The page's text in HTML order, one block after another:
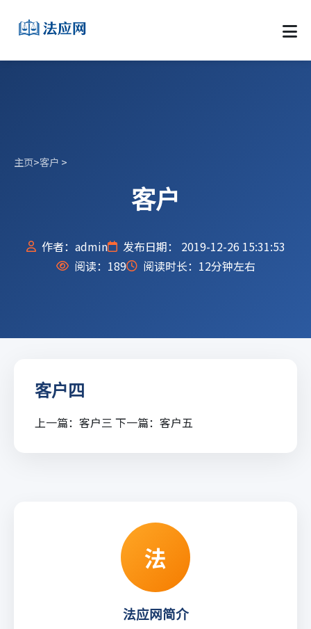
主页>客户 >
客户
作者：admin
发布日期： 2019-12-26 15:31:53
阅读： 189 阅读时长：12分钟左右
客户四
上一篇： 客户三 下一篇： 客户五
法
法应网简介